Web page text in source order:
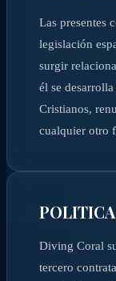
Las presentes
legislación
surgir
él se
Cristianos,
cualquier otro
Diving Coral
tercero